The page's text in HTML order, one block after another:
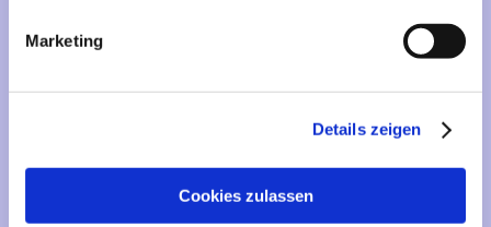
Marketing
Details zeigen
Cookies zulassen
Informationen
Liefer- und Versandkosten
Impressum